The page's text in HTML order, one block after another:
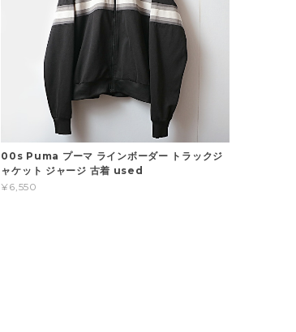
00s Puma プーマ ラインボーダー トラックジ
ャケット ジャージ 古着 used
¥6,550